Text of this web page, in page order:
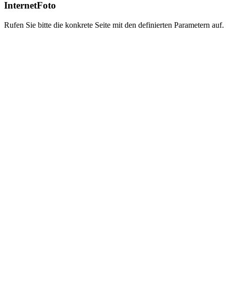
InternetFoto
Rufen Sie bitte die konkrete Seite mit den definierten Parametern auf.